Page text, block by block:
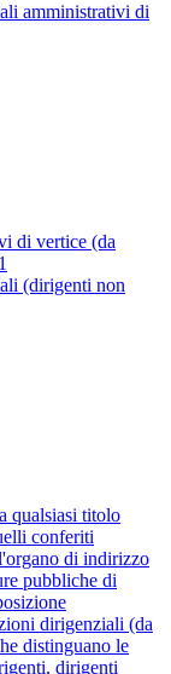
amministrativi di
di vertice (da
1
(dirigenti non
qualsiasi titolo
conferiti
di indirizzo
pubbliche di
dirigenziali (da
distinguano le
dirigenti